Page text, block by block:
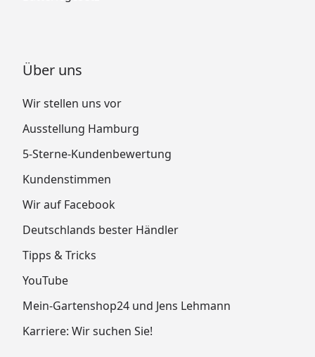
Über uns
Wir stellen uns vor
Ausstellung Hamburg
5-Sterne-Kundenbewertung
Kundenstimmen
Wir auf Facebook
Deutschlands bester Händler
Tipps & Tricks
YouTube
Mein-Gartenshop24 und Jens Lehmann
Karriere: Wir suchen Sie!